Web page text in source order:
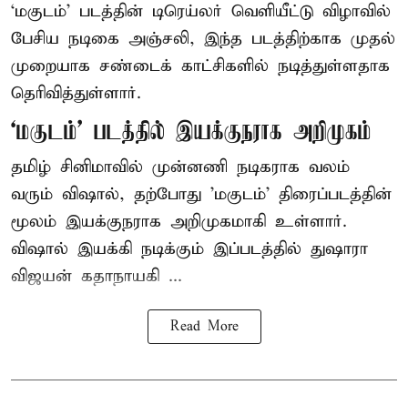
‘மகுடம்’ படத்தின் டிரெய்லர் வெளியீட்டு விழாவில்
பேசிய நடிகை அஞ்சலி, இந்த படத்திற்காக முதல்
முறையாக சண்டைக் காட்சிகளில் நடித்துள்ளதாக
தெரிவித்துள்ளார்.
‘மகுடம்’ படத்தில் இயக்குநராக அறிமுகம்
தமிழ் சினிமாவில் முன்னணி நடிகராக வலம்
வரும் விஷால், தற்போது 'மகுடம்' திரைப்படத்தின்
மூலம் இயக்குநராக அறிமுகமாகி உள்ளார்.
விஷால் இயக்கி நடிக்கும் இப்படத்தில் துஷாரா
விஜயன் கதாநாயகி ...
Read More